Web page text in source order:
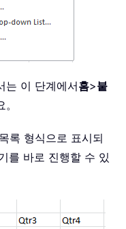
는 이 단계에서홈>붙
록 형식으로 표시되
를 바로 진행할 수 있